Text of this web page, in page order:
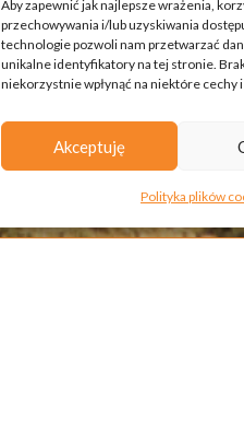
Aby zapewnić jak najlepsze wrażenia,
przechowywania i/lub uzyskiwania
technologie pozwoli nam przetwarzać
unikalne identyfikatory na tej stronie.
niekorzystnie wpłynąć na niektóre cechy
Akceptuję
Polityka plików